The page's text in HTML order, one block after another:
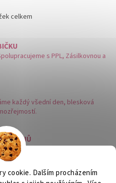
cookie. Dalším procházením
O
l
á
d
r
v
k
y
v
ý
p
i
s
celkem
s PPL, Zásilkovnou a
každý všední den, blesková
14 DNŮ
je vrátit? Není problém,
do 14 dnů.